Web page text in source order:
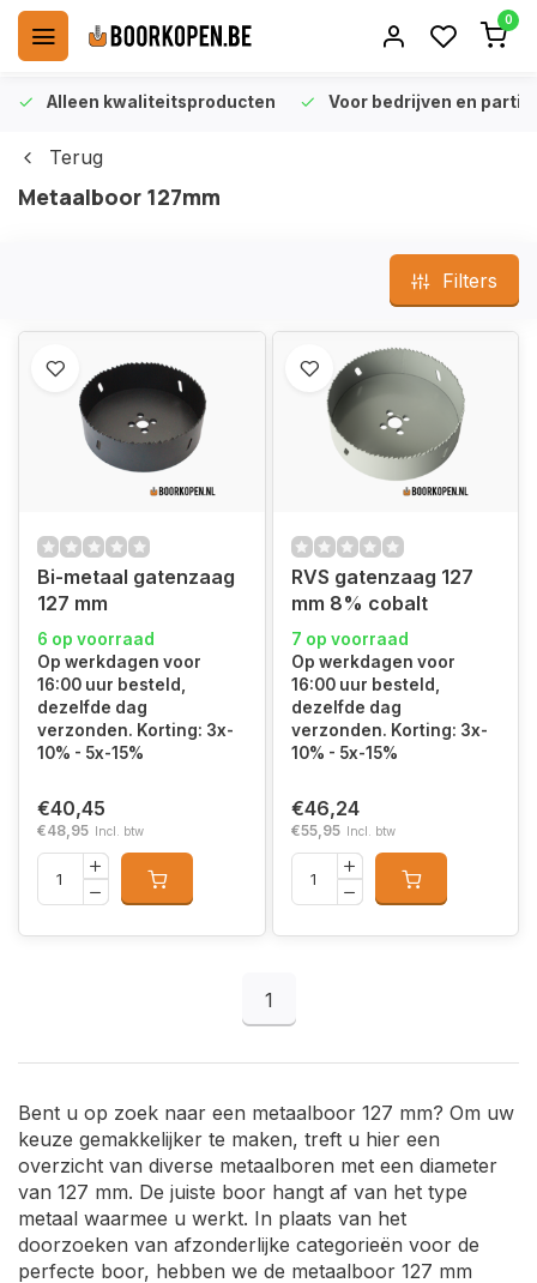
0
Alleen kwaliteitsproducten Voor bedrijven en
Terug
Metaalboor 127mm
Filters
Bi-metaal gatenzaag
127 mm
6 op voorraad
Op werkdagen voor
16:00 uur besteld,
dezelfde dag
verzonden. Korting: 3x-
10% - 5x-15%
€40,45
€48,95 Incl. btw
RVS gatenzaag 127
mm 8% cobalt
7 op voorraad
Op werkdagen voor
16:00 uur besteld,
dezelfde dag
verzonden. Korting: 3x-
10% - 5x-15%
€46,24
€55,95 Incl. btw
1
Bent u op zoek naar een metaalboor 127 mm? Om uw
keuze gemakkelijker te maken, treft u hier een
overzicht van diverse metaalboren met een diameter
van 127 mm. De juiste boor hangt af van het type
metaal waarmee u werkt. In plaats van het
doorzoeken van afzonderlijke categorieën voor de
perfecte boor, hebben we de metaalboor 127 mm